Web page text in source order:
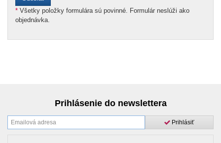
* Všetky položky formulára sú povinné. Formulár neslúži ako
objednávka.
Prihlásenie do newslettera
Prihlásiť